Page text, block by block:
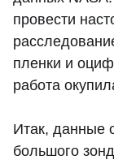
провести
пленки и
работа
Итак, данные
большого